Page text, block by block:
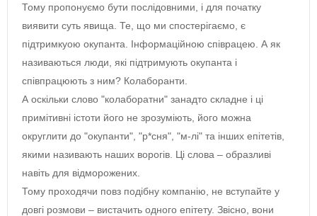
Тому пропонуємо бути послідовними, і для початку
виявити суть явища. Те, що ми спостерігаємо, є
підтримкуою окупанта. Інформаційною співрацею. А як
називаються люди, які підтримують окупанта і
співпрацюють з ним? Колаборанти.
А оскільки слово "колаборатни" занадто складне і ці
примітивні істоти його не зрозуміють, його можна
округлити до "окупанти", "р*сня", "м-лі" та інших епітетів,
якими називають наших ворогів. Ці слова – образливі
навіть для відморожених.
Тому проходячи повз подібну компанію, не вступайте у
довгі розмови – вистачить одного епітету. Звісно, вони